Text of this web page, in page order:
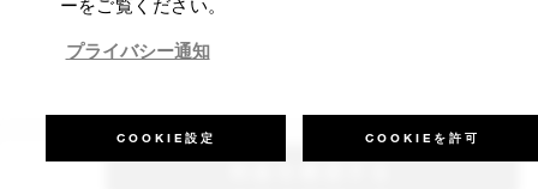
料金を確認する
ーをご覧ください。
プライバシー通知
COOKIE設定 COOKIEを許可